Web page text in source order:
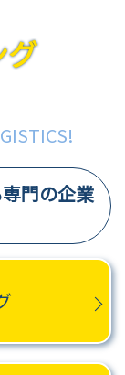
門の企業